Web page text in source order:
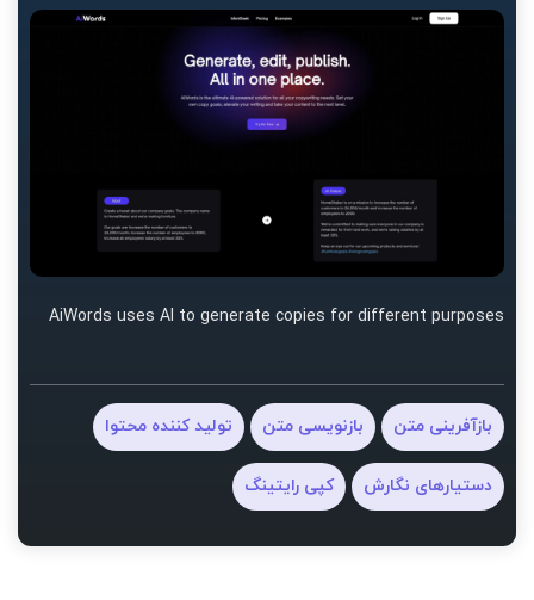
AiWords uses AI to generate copies for different purposes
بازآفرینی متن بازنویسی متن تولید کننده محتوا
دستیارهای نگارش کپی رایتینگ